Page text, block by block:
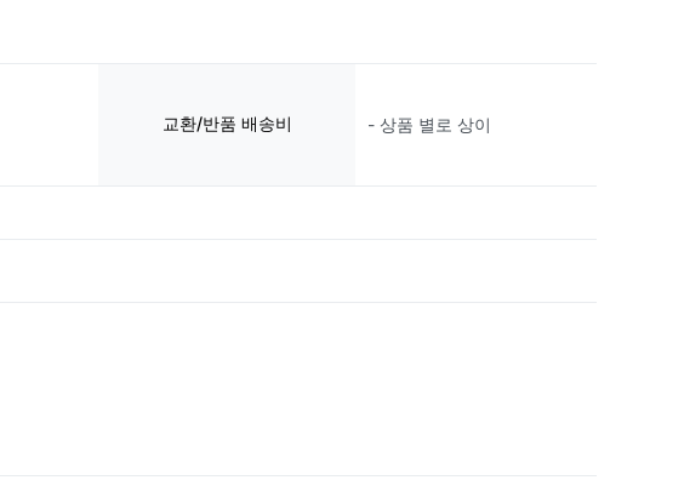
교환/반품 배송비 - 상품 별로 상이